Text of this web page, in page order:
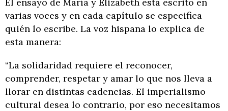
varias voces y en cada capítulo se especifica
quién lo escribe. La voz hispana lo explica de
esta manera:
“La solidaridad requiere el reconocer,
comprender, respetar y amar lo que nos lleva a
llorar en distintas cadencias. El imperialismo
cultural desea lo contrario, por eso necesitamos